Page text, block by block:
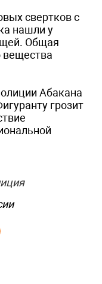
свертков с
нашли у
Общая
вещества
Абакана
грозит